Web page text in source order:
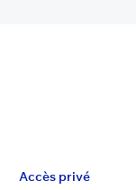
Accès privé